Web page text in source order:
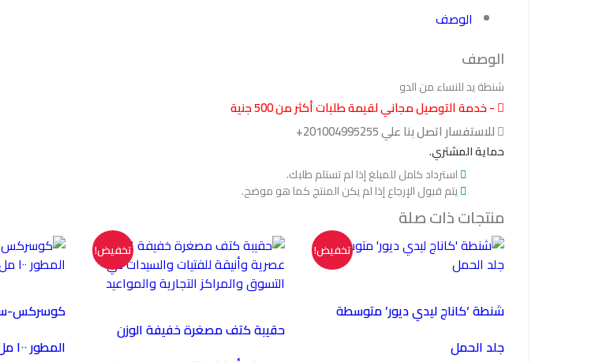
الوصف
الوصف
شنطة يد للنساء من الدو
- خدمة التوصيل مجاني لقيمة طلبات أكثر من 500 جنية
للاستفسار اتصل بنا علي 201004995255+
حماية المشتري.
استرداد كامل للمبلغ إذا لم تستلم طلبك.
يتم قبول الإرجاع إذا لم يكن المنتج كما هو موضح.
منتجات ذات صلة
تخفيض!
شنطة ‘كاناج ليدي ديور’ متوسطة
جلد الحمل
تخفيض!
حقيبة كتف مصغرة خفيفة الوزن
المطور ١٠٠ مل